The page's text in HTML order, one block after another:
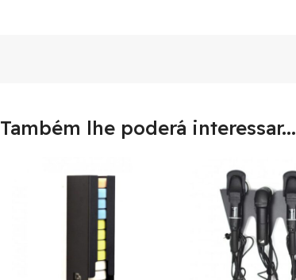
Também lhe poderá interessar...